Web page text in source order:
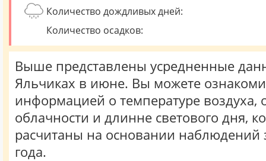
Количество дождливых дней:
Количество осадков:
Выше представлены усредненные
Яльчиках в июне. Вы можете
информацией о температуре воздуха,
облачности и длинне светового дня,
расчитаны на основании наблюдений
года.